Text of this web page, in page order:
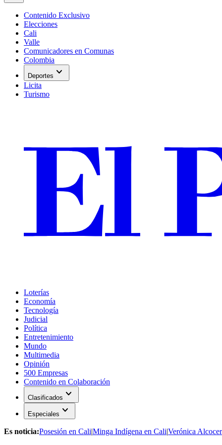
Contenido Exclusivo
Elecciones
Cali
Valle
Comunicadores en Comunas
Colombia
Deportes expand_more
Licita
Turismo
Loterías
Economía
Tecnología
Judicial
Política
Entretenimiento
Mundo
Multimedia
Opinión
500 Empresas
Contenido en Colaboración
Clasificados expand_more
Especiales expand_more
Es noticia:Posesión en Cali|Minga Indígena en Cali|Verónica Alcocer